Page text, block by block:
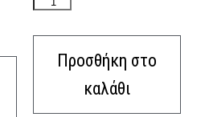
Προσθήκη στο
καλάθι